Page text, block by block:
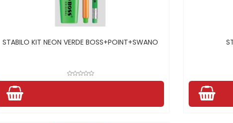
STABILO KIT NEON VERDE BOSS+POINT+SWANO